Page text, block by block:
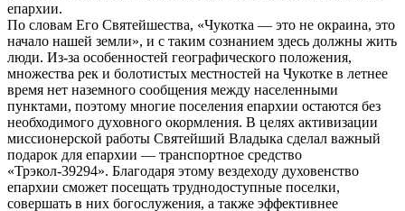
епархии.
По словам Его Святейшества, «Чукотка — это не окраина, это
начало нашей земли», и с таким сознанием здесь должны жить
люди. Из-за особенностей географического положения,
множества рек и болотистых местностей на Чукотке в летнее
время нет наземного сообщения между населенными
пунктами, поэтому многие поселения епархии остаются без
необходимого духовного окормления. В целях активизации
миссионерской работы Святейший Владыка сделал важный
подарок для епархии — транспортное средство
«Трэкол-39294». Благодаря этому вездеходу духовенство
епархии сможет посещать труднодоступные поселки,
совершать в них богослужения, а также эффективнее